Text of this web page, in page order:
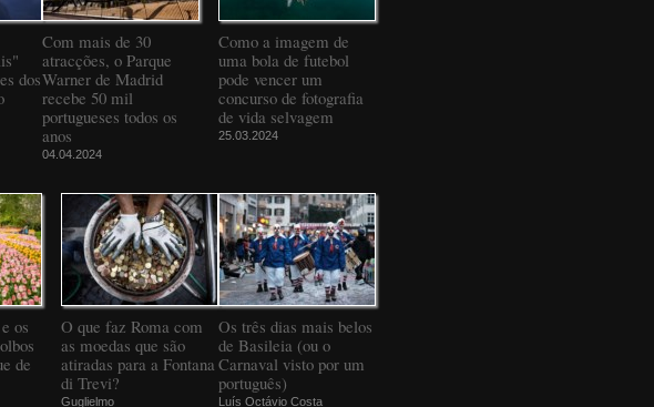
dos
Com mais de 30
atracções, o Parque
Warner de Madrid
recebe 50 mil
portugueses todos os
anos
04.04.2024
Como a imagem de
uma bola de futebol
pode vencer um
concurso de fotografia
de vida selvagem
25.03.2024
os
de
O que faz Roma com
as moedas que são
atiradas para a Fontana
di Trevi?
Guglielmo
Os três dias mais belos
de Basileia (ou o
Carnaval visto por um
português)
Luís Octávio Costa